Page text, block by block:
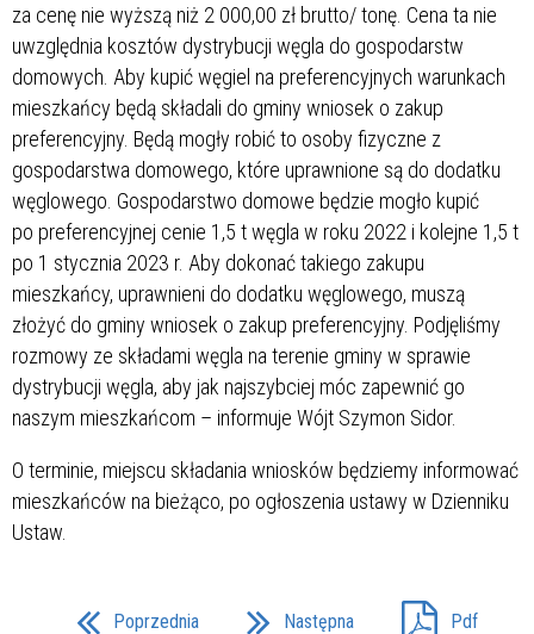
za cenę nie wyższą niż 2 000,00 zł brutto/ tonę. Cena ta nie
uwzględnia kosztów dystrybucji węgla do gospodarstw
domowych. Aby kupić węgiel na preferencyjnych warunkach
mieszkańcy będą składali do gminy wniosek o zakup
preferencyjny. Będą mogły robić to osoby fizyczne z
gospodarstwa domowego, które uprawnione są do dodatku
węglowego. Gospodarstwo domowe będzie mogło kupić
po preferencyjnej cenie 1,5 t węgla w roku 2022 i kolejne 1,5 t
po 1 stycznia 2023 r. Aby dokonać takiego zakupu
mieszkańcy, uprawnieni do dodatku węglowego, muszą
złożyć do gminy wniosek o zakup preferencyjny. Podjęliśmy
rozmowy ze składami węgla na terenie gminy w sprawie
dystrybucji węgla, aby jak najszybciej móc zapewnić go
naszym mieszkańcom – informuje Wójt Szymon Sidor.
O terminie, miejscu składania wniosków będziemy informować
mieszkańców na bieżąco, po ogłoszenia ustawy w Dzienniku
Ustaw.
Poprzednia Następna Pdf